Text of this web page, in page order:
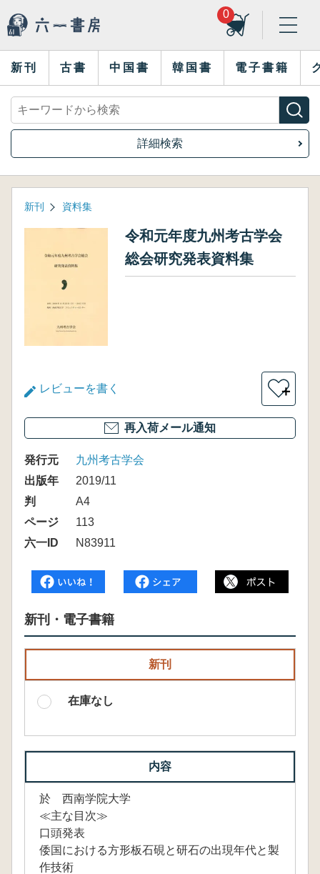
0
新刊 古書 中国書 韓国書 電子書籍
詳細検索
新刊 資料集
令和元年度九州考古学会
総会研究発表資料集
レビューを書く ＋
再入荷メール通知
発行元
九州考古学会
出版年
2019/11
判
A4
ページ
113
六一ID
N83911
新刊・電子書籍
新刊
在庫なし
内容
於 西南学院大学
≪主な目次≫
口頭発表
倭国における方形板石硯と研石の出現年代と製
作技術